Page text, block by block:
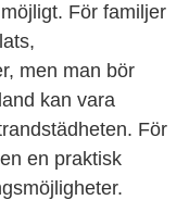
För familjer
men man bör
kan vara
För
en praktisk